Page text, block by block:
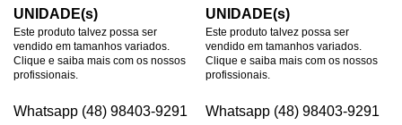
UNIDADE(s)
Este produto talvez possa ser
vendido em tamanhos variados.
Clique e saiba mais com os nossos
profissionais.
Whatsapp (48) 98403-9291
UNIDADE(s)
Este produto talvez possa ser
vendido em tamanhos variados.
Clique e saiba mais com os nossos
profissionais.
Whatsapp (48) 98403-9291